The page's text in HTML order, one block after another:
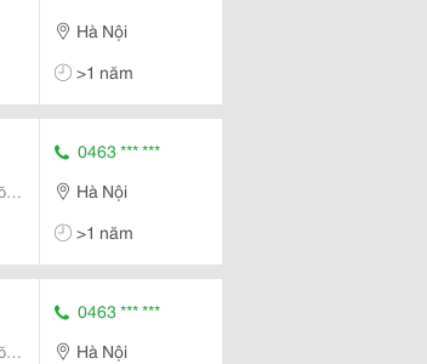
Hà Nội
>1 năm
0463 *** ***
Hà Nội
>1 năm
0463 *** ***
Hà Nội